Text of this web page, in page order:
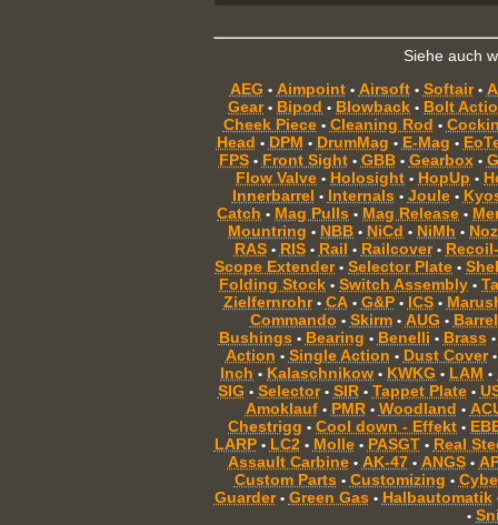
Siehe auch
AEG • Aimpoint • Airsoft • Softair •
Gear • Bipod • Blowback • Bolt
Cheek Piece • Cleaning Rod •
Head • DPM • DrumMag • E-Mag •
FPS • Front Sight • GBB • Gearbox •
Flow Valve • Holosight • HopUp •
Innerbarrel • Internals • Joule •
Catch • Mag Pulls • Mag Release •
Mountring • NBB • NiCd • NiMh •
RAS • RIS • Rail • Railcover •
Scope Extender • Selector Plate •
Folding Stock • Switch Assembly •
Zielfernrohr • CA • G&P • ICS •
Commando • Skirm • AUG • Barrel
Bushings • Bearing • Benelli • Brass •
Action • Single Action • Dust Cover •
Inch • Kalaschnikow • KWKG • LAM •
SIG • Selector • SIR • Tappet Plate •
Amoklauf • PMR • Woodland •
Chestrigg • Cool down - Effekt •
LARP • LC2 • Molle • PASGT • Real
Assault Carbine • AK-47 • ANGS •
Custom Parts • Customizing •
Guarder • Green Gas • Halbautomatik
•